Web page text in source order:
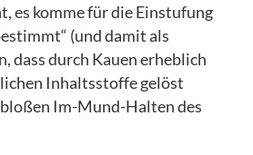
es komme für die Einstufung
(und damit als
dass durch Kauen erheblich
Inhaltsstoffe gelöst
Im-Mund-Halten des